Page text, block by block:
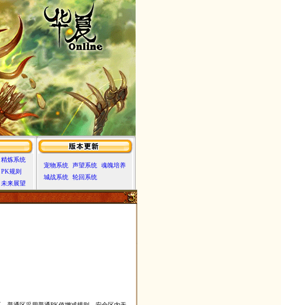
精炼系统
PK规则
未来展望
宠物系统 声望系统
魂魄培养
城战系统
轮回系统